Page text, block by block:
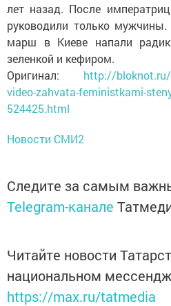
лет назад. После
руководили только
марш в Киеве напали
зеленкой и кефиром.
Оригинал: http://
video-zahvata-feministkami-
524425.html
Новости СМИ2
Следите за самым
Telegram-канале
Читайте новости
национальном
https://max.ru/tatmedia